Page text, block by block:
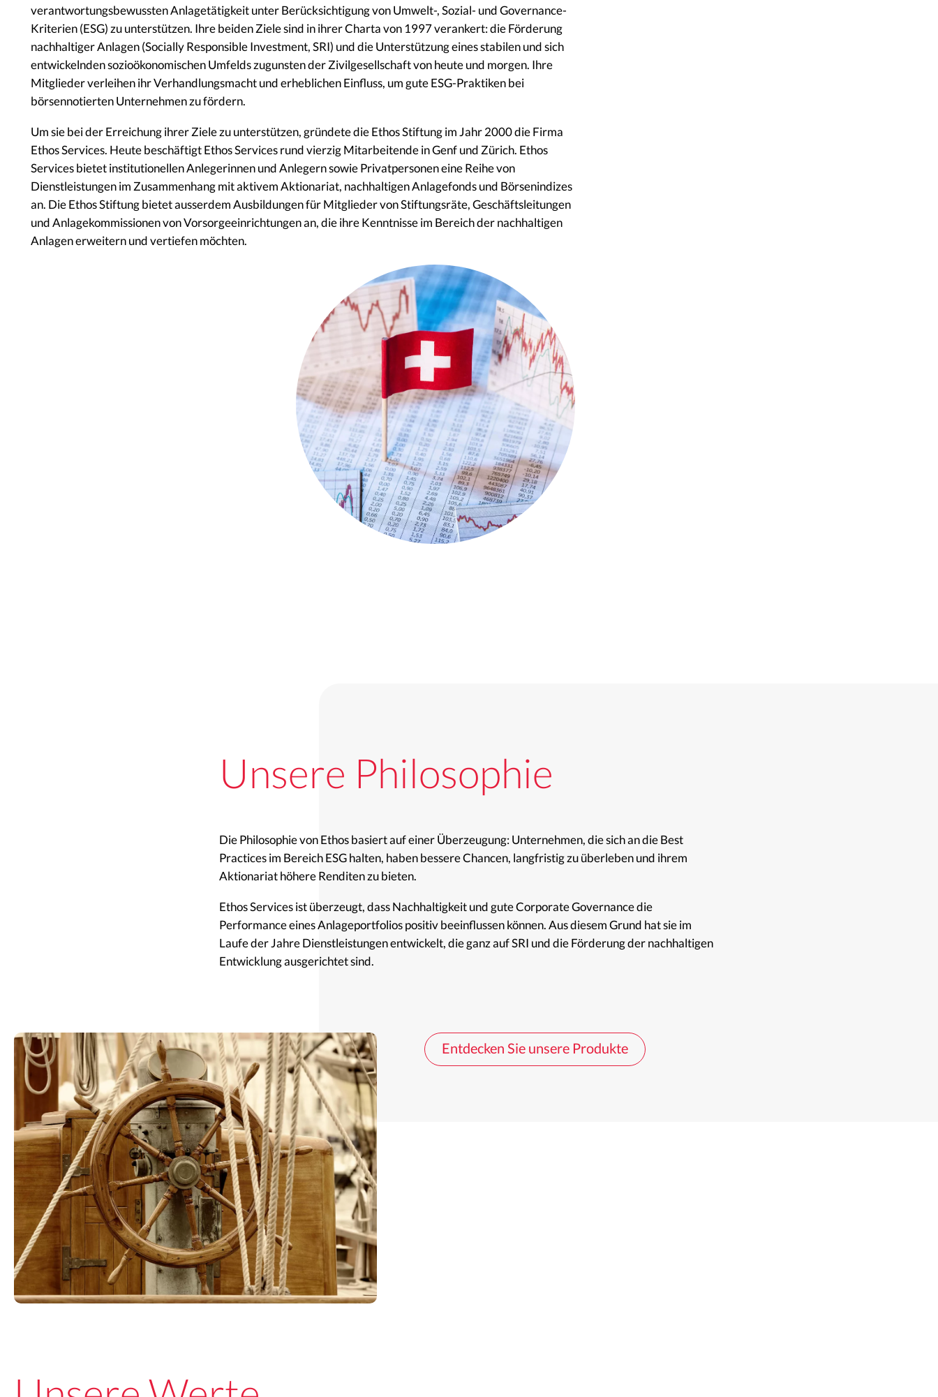
verantwortungsbewussten Anlagetätigkeit unter Berücksichtigung von Umwelt-, Sozial- und Governance-
Kriterien (ESG) zu unterstützen. Ihre beiden Ziele sind in ihrer Charta von 1997 verankert: die Förderung
nachhaltiger Anlagen (Socially Responsible Investment, SRI) und die Unterstützung eines stabilen und sich
entwickelnden sozioökonomischen Umfelds zugunsten der Zivilgesellschaft von heute und morgen. Ihre
Mitglieder verleihen ihr Verhandlungsmacht und erheblichen Einfluss, um gute ESG-Praktiken bei
börsennotierten Unternehmen zu fördern.
Um sie bei der Erreichung ihrer Ziele zu unterstützen, gründete die Ethos Stiftung im Jahr 2000 die Firma
Ethos Services. Heute beschäftigt Ethos Services rund vierzig Mitarbeitende in Genf und Zürich. Ethos
Services bietet institutionellen Anlegerinnen und Anlegern sowie Privatpersonen eine Reihe von
Dienstleistungen im Zusammenhang mit aktivem Aktionariat, nachhaltigen Anlagefonds und Börsenindizes
an. Die Ethos Stiftung bietet ausserdem Ausbildungen für Mitglieder von Stiftungsräte, Geschäftsleitungen
und Anlagekommissionen von Vorsorgeeinrichtungen an, die ihre Kenntnisse im Bereich der nachhaltigen
Anlagen erweitern und vertiefen möchten.
Unsere Philosophie
Die Philosophie von Ethos basiert auf einer Überzeugung: Unternehmen, die sich an die Best
Practices im Bereich ESG halten, haben bessere Chancen, langfristig zu überleben und ihrem
Aktionariat höhere Renditen zu bieten.
Ethos Services ist überzeugt, dass Nachhaltigkeit und gute Corporate Governance die
Performance eines Anlageportfolios positiv beeinflussen können. Aus diesem Grund hat sie im
Laufe der Jahre Dienstleistungen entwickelt, die ganz auf SRI und die Förderung der nachhaltigen
Entwicklung ausgerichtet sind.
Entdecken Sie unsere Produkte